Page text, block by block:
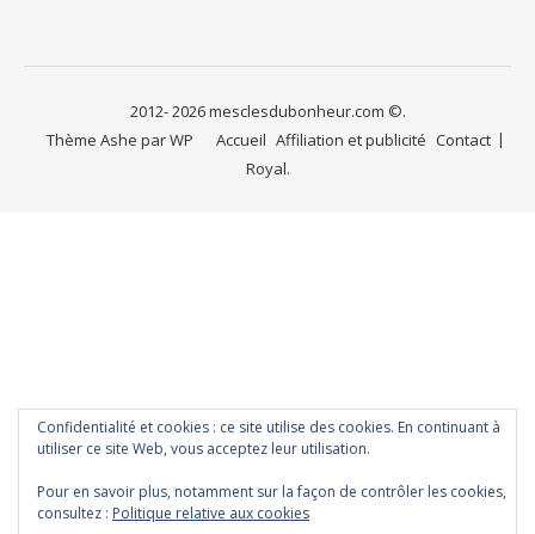
2012- 2026 mesclesdubonheur.com ©.
Accueil Affiliation et publicité Contact
Thème Ashe parWP
Royal.
Confidentialité et cookies : ce site utilise des cookies. En continuant à
utiliser ce site Web, vous acceptez leur utilisation.
Pour en savoir plus, notamment sur la façon de contrôler les cookies,
consultez : Politique relative aux cookies